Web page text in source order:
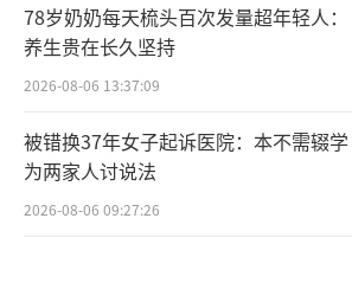
78岁奶奶每天梳头百次发量超年轻人：
养生贵在长久坚持
2026-08-06 13:37:09
被错换37年女子起诉医院：本不需辍学
为两家人讨说法
2026-08-06 09:27:26